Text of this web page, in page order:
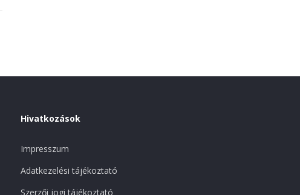
Hivatkozások
Impresszum
Adatkezelési tájékoztató
Szerzői jogi tájékoztató